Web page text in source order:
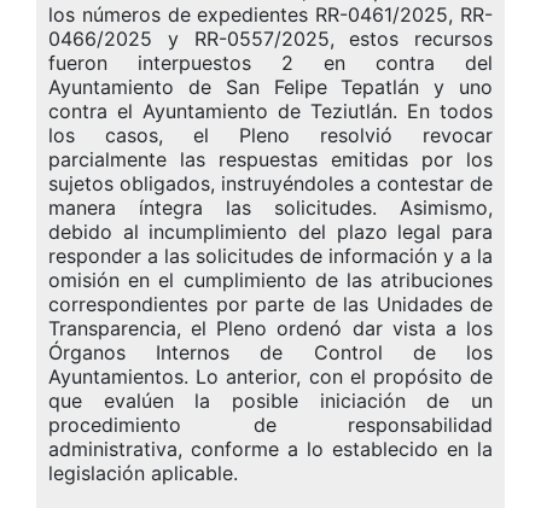
los números de expedientes RR-0461/2025, RR-
0466/2025 y RR-0557/2025, estos recursos
fueron interpuestos 2 en contra del
Ayuntamiento de San Felipe Tepatlán y uno
contra el Ayuntamiento de Teziutlán. En todos
los casos, el Pleno resolvió revocar
parcialmente las respuestas emitidas por los
sujetos obligados, instruyéndoles a contestar de
manera íntegra las solicitudes. Asimismo,
debido al incumplimiento del plazo legal para
responder a las solicitudes de información y a la
omisión en el cumplimiento de las atribuciones
correspondientes por parte de las Unidades de
Transparencia, el Pleno ordenó dar vista a los
Órganos Internos de Control de los
Ayuntamientos. Lo anterior, con el propósito de
que evalúen la posible iniciación de un
procedimiento de responsabilidad
administrativa, conforme a lo establecido en la
legislación aplicable.